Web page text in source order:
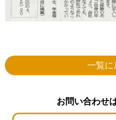
一覧に
お問い合わせ